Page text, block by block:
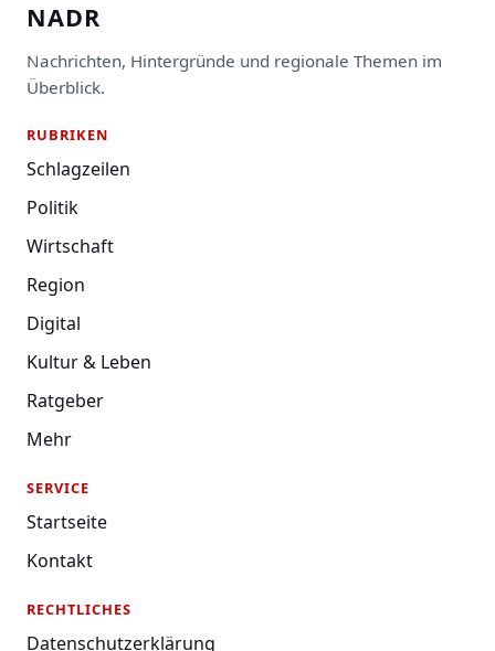
NADR
Nachrichten, Hintergründe und regionale Themen im
Überblick.
RUBRIKEN
Schlagzeilen
Politik
Wirtschaft
Region
Digital
Kultur & Leben
Ratgeber
Mehr
SERVICE
Startseite
Kontakt
RECHTLICHES
Datenschutzerklärung